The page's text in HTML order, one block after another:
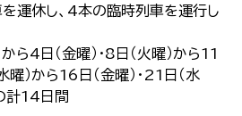
運休し、4本の臨時列車を運行し
ら4日（金曜）・8日（火曜）から11
曜）から16日（金曜）・21日（水
計14日間